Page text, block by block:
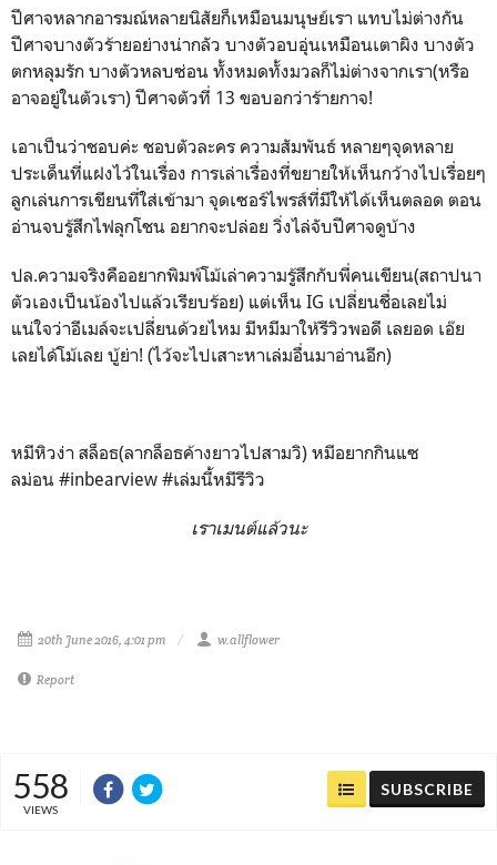
ปีศาจหลากอารมณ์หลายนิสัยก็เหมือนมนุษย์เรา แทบไม่ต่างกัน
ปีศาจบางตัวร้ายอย่างน่ากลัว บางตัวอบอุ่นเหมือนเตาผิง บางตัว
ตกหลุมรัก บางตัวหลบซ่อน ทั้งหมดทั้งมวลก็ไม่ต่างจากเรา(หรือ
อาจอยู่ในตัวเรา) ปีศาจตัวที่ 13 ขอบอกว่าร้ายกาจ!
เอาเป็นว่าชอบค่ะ ชอบตัวละคร ความสัมพันธ์ หลายๆจุดหลาย
ประเด็นที่แฝงไว้ในเรื่อง การเล่าเรื่องที่ขยายให้เห็นกว้างไปเรื่อยๆ
ลูกเล่นการเขียนที่ใส่เข้ามา จุดเซอร์ไพรส์ที่มีให้ได้เห็นตลอด ตอน
อ่านจบรู้สึกไฟลุกโชน อยากจะปล่อย วิ่งไล่จับปีศาจดูบ้าง
ปล.ความจริงคืออยากพิมพ์โม้เล่าความรู้สึกกับพี่คนเขียน(สถาปนา
ตัวเองเป็นน้องไปแล้วเรียบร้อย) แต่เห็น IG เปลี่ยนชื่อเลยไม่
แน่ใจว่าอีเมล์จะเปลี่ยนด้วยไหม มีหมีมาให้รีวิวพอดี เลยอด เอ๊ย
เลยได้โม้เลย บู้ย่า! (ไว้จะไปเสาะหาเล่มอื่นมาอ่านอีก)
หมีหิวง่า สล็อธ(ลากล็อธค้างยาวไปสามวิ) หมีอยากกินแซ
ลม่อน #inbearview #เล่มนี้หมีรีวิว
เราเมนต์แล้วนะ
20th June 2016, 4:01 pm w.allflower
Report
558
VIEWS
SUBSCRIBE